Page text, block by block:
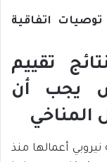
تقييم
يجب أن
المناخي
أعمالها منذ